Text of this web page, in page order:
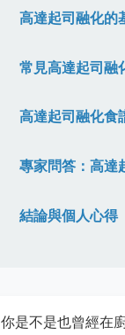
高達起司融化的
常見高達起司融
高達起司融化食
專家問答：高達
結論與個人心得
你是不是也曾經在